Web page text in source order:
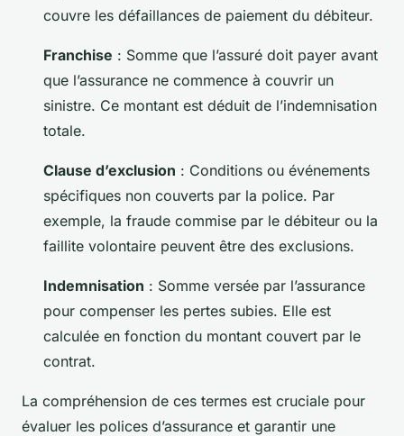
couvre les défaillances de paiement du débiteur.
Franchise : Somme que l’assuré doit payer avant
que l’assurance ne commence à couvrir un
sinistre. Ce montant est déduit de l’indemnisation
totale.
Clause d’exclusion : Conditions ou événements
spécifiques non couverts par la police. Par
exemple, la fraude commise par le débiteur ou la
faillite volontaire peuvent être des exclusions.
Indemnisation : Somme versée par l’assurance
pour compenser les pertes subies. Elle est
calculée en fonction du montant couvert par le
contrat.
La compréhension de ces termes est cruciale pour
évaluer les polices d’assurance et garantir une